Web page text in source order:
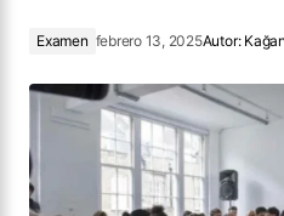
Examen febrero 13, 2025Autor: